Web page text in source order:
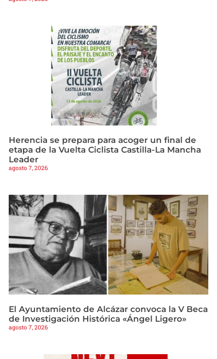
Herencia se prepara para acoger un final de
etapa de la Vuelta Ciclista Castilla-La Mancha
Leader
agosto 7, 2026
El Ayuntamiento de Alcázar convoca la V Beca
de Investigación Histórica «Ángel Ligero»
agosto 7, 2026